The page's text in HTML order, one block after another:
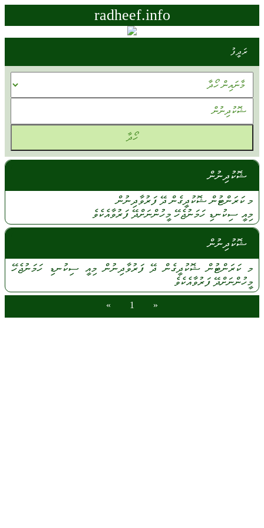
radheef.info
ރަދީފު
ޝޮކުދިނުން
މ ކަރަންޓުންޝޮކުދީގެންދޭފަރުވާދިނުން
މިއީ ސިކުނޑިހަމަނުޖެހޭ މީހުންނަށްދޭފަރުވާއެކެވެ
ޝޮކުދިނުން
މކަރަންޓުންޝޮކުދީގެން ދޭފަރުވާދިނުން މިއީސިކުނޑިހަމަނުޖެހޭ
މީހުންނަށްދޭފަރުވާއެކެވެ
«
1
»